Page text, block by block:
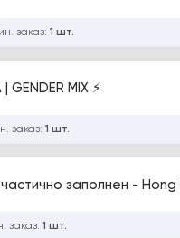
заказ: 1 шт.
GENDER MIX ⚡
заказ: 1 шт.
заполнен - Hong
заказ: 1 шт.